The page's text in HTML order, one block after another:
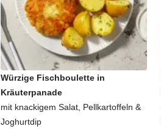
Würzige Fischboulette in
Kräuterpanade
mit knackigem Salat, Pellkartoffeln &
Joghurtdip